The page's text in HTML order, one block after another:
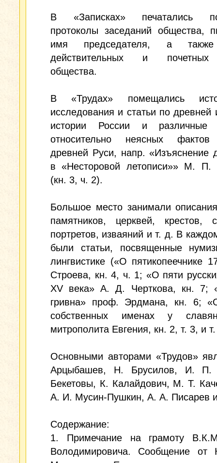
В «Записках» печатались
протоколы заседаний общества,
имя председателя, а также
действительных и
общества.
В «Трудах» помещались
исследования и статьи по древней
истории России и различные
относительно неясных фактов
древней Руси, напр. «Изъяснение
в «Несторовой летописи»» М. П.
(кн. 3, ч. 2).
Большое место занимали
памятников, церквей, крестов,
портретов, изваяний и т. д. В
были статьи, посвященные
лингвистике («О пятикопеечнике
Строева, кн. 4, ч. 1; «О пяти
XV века» А. Д. Черткова, кн. 7;
гривна» проф. Эрдмана, кн. 6;
собственных именах у
митрополита Евгения, кн. 2, т. 3, и
Основными авторами «Трудов»
Арцыбашев, Н. Брусилов, И.
Бекетовы, К. Калайдович, М. Т.
А. И. Мусин-Пушкин, А. А. Писарев
Содержание:
1. Примечание на грамоту
Володимировича. Сообщение от